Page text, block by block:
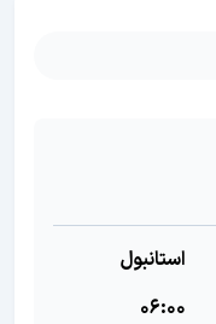
استانبول
06:00